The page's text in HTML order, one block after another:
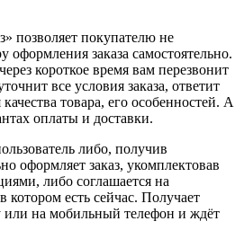
позволяет покупателю не
оформления заказа самостоятельно.
короткое время вам перезвонит
все условия заказа, ответит
товара, его особенностей. А
оплаты и доставки.
либо, получив
оформляет заказ, укомплектовав
либо соглашается на
есть сейчас. Получает
или на мобильный телефон и ждёт